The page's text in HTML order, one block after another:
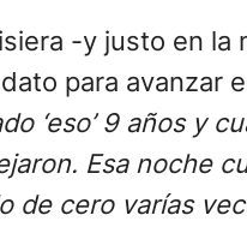
-y justo en la
para avanzar
‘eso’ 9 años y
Esa noche
de cero varías